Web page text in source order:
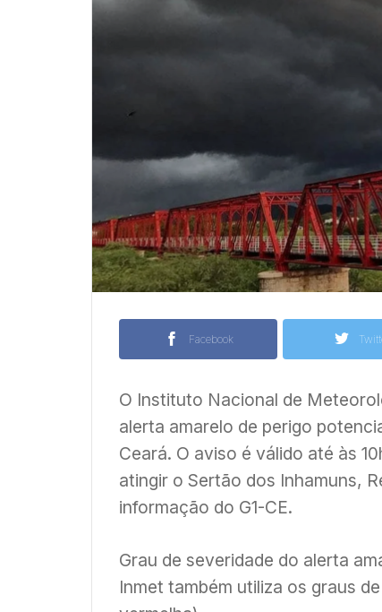
Facebook
O Instituto Nacional de
alerta amarelo de perigo
Ceará. O aviso é válido até às
atingir o Sertão dos Inhamuns,
informação do G1-CE.
Grau de severidade do alerta
Inmet também utiliza os graus